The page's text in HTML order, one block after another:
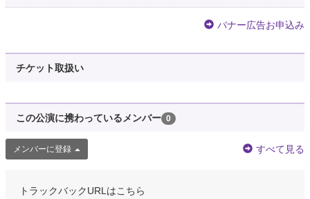
バナー広告お申込み
チケット取扱い
この公演に携わっているメンバー 0
メンバーに登録 すべて見る
トラックバックURLはこちら